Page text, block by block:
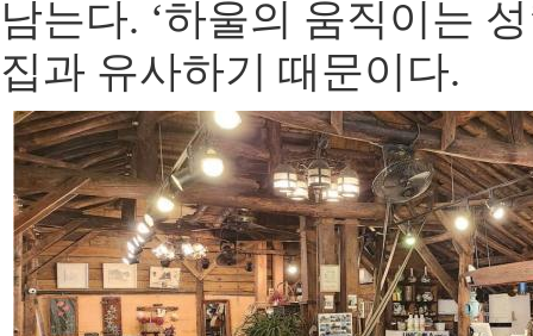
남는다. ‘하울의 움직이는
집과 유사하기 때문이다.